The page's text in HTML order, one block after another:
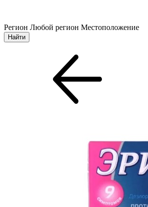
Регион Любой регион Местоположение